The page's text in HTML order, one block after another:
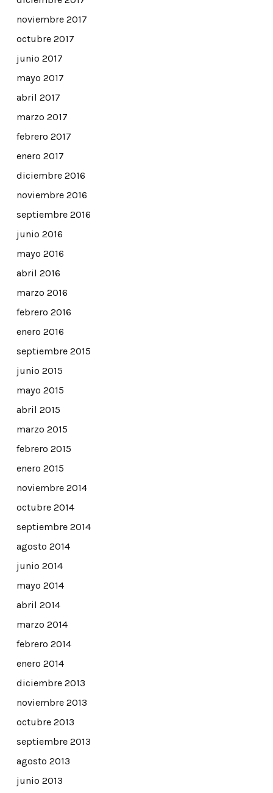
noviembre 2017
octubre 2017
junio 2017
mayo 2017
abril 2017
marzo 2017
febrero 2017
enero 2017
diciembre 2016
noviembre 2016
septiembre 2016
junio 2016
mayo 2016
abril 2016
marzo 2016
febrero 2016
enero 2016
septiembre 2015
junio 2015
mayo 2015
abril 2015
marzo 2015
febrero 2015
enero 2015
noviembre 2014
octubre 2014
septiembre 2014
agosto 2014
junio 2014
mayo 2014
abril 2014
marzo 2014
febrero 2014
enero 2014
diciembre 2013
noviembre 2013
octubre 2013
septiembre 2013
agosto 2013
junio 2013